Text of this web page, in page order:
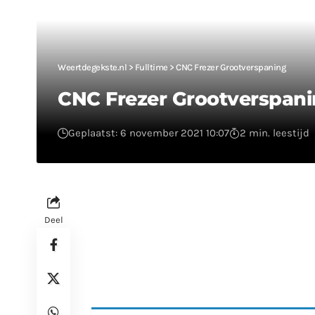
Weertdegekste.nl > Fulltime > CNC Frezer Grootverspaning
CNC Frezer
Geplaatst: 6 november 2021 10:07 2 min. leestijd
Deel